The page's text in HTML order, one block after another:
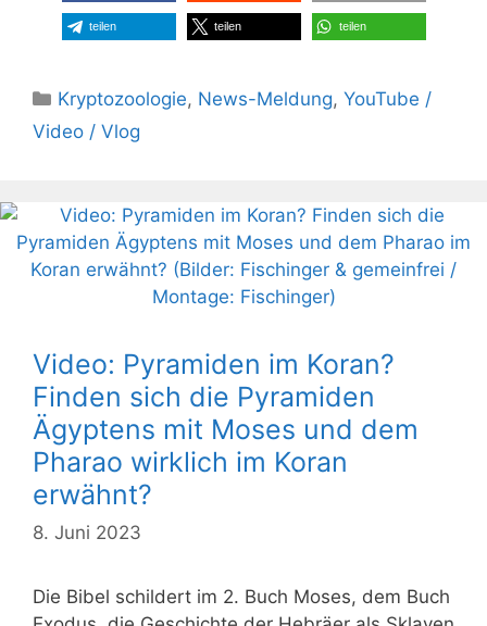
teilen teilen teilen
Kategorien
Kryptozoologie, News-Meldung,YouTube /
Video / Vlog
Video: Pyramiden im Koran?
Finden sich die Pyramiden
Ägyptens mit Moses und dem
Pharao wirklich im Koran
erwähnt?
8. Juni 2023
Die Bibel schildert im 2. Buch Moses, dem Buch